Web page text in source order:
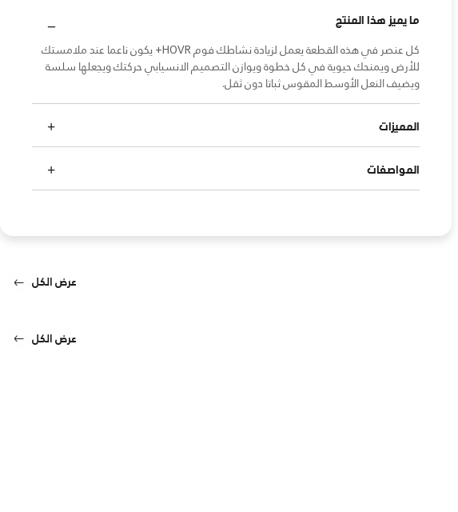
ما يميز هذا المنتج
كل عنصر في هذه القطعة يعمل لزيادة نشاطك فوم HOVR+ يكون ناعما عند ملامستك
للأرض ويمنحك حيوية في كل خطوة ويوازن التصميم الانسيابي حركتك ويجعلها سلسة
ويضيف النعل الأوسط المقوس ثباتا دون ثقل.
المميزات
المواصفات
عرض الكل
عرض الكل